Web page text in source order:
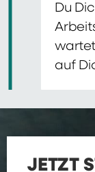
Du
auf
JETZT